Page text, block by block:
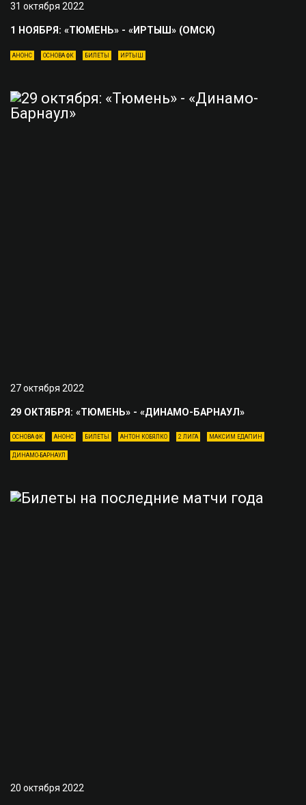
31 октября 2022
1 НОЯБРЯ: «ТЮМЕНЬ» - «ИРТЫШ» (ОМСК)
АНОНС ОСНОВА ФК БИЛЕТЫ ИРТЫШ
27 октября 2022
29 ОКТЯБРЯ: «ТЮМЕНЬ» - «ДИНАМО-БАРНАУЛ»
ОСНОВА ФК АНОНС БИЛЕТЫ АНТОН КОБЯЛКО 2 ЛИГА МАКСИМ ЕДАПИН
ДИНАМО-БАРНАУЛ
20 октября 2022